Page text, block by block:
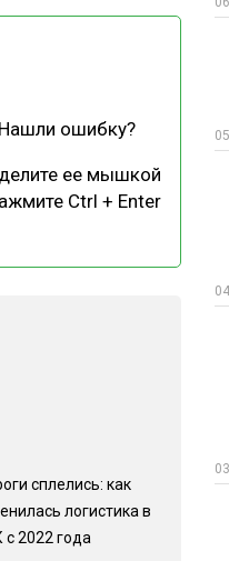
ИТОГИ
Нашли ошибку?
ее мышкой
Ctrl + Enter
сплелись: как
логистика в
с 2022 года